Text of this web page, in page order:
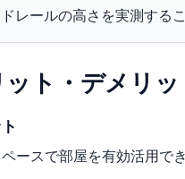
レールの高さを実測する
ト・デメリッ
ースで部屋を有効活用で